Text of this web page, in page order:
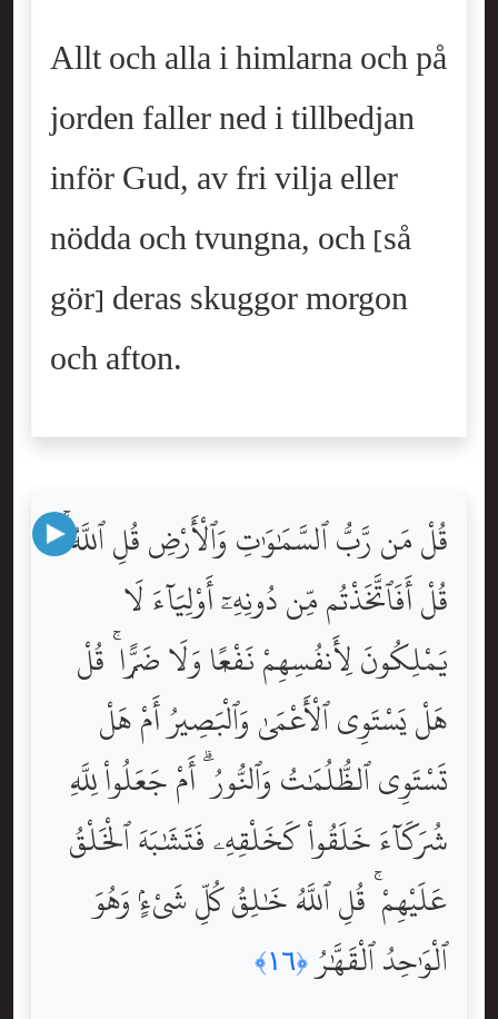
Allt och alla i himlarna och på
jorden faller ned i tillbedjan
inför Gud, av fri vilja eller
nödda och tvungna, och [så
gör] deras skuggor morgon
och afton.
قُلْ مَن رَّبُّ ٱلسَّمَٰوَٰتِ وَٱلْأَرْضِ قُلِ ٱللَّهُ ۚ
قُلْ أَفَٱتَّخَذْتُم مِّن دُونِهِۦٓ أَوْلِيَآءَ لَا
يَمْلِكُونَ لِأَنفُسِهِمْ نَفْعًۭا وَلَا ضَرًّۭا ۚ قُلْ
هَلْ يَسْتَوِى ٱلْأَعْمَىٰ وَٱلْبَصِيرُ أَمْ هَلْ
تَسْتَوِى ٱلظُّلُمَٰتُ وَٱلنُّورُ ۗ أَمْ جَعَلُواْ لِلَّهِ
شُرَكَآءَ خَلَقُواْ كَخَلْقِهِۦ فَتَشَٰبَهَ ٱلْخَلْقُ
عَلَيْهِمْ ۚ قُلِ ٱللَّهُ خَٰلِقُ كُلِّ شَىْءٍۢ وَهُوَ
ٱلْوَٰحِدُ ٱلْقَهَّٰرُ﴿١٦﴾